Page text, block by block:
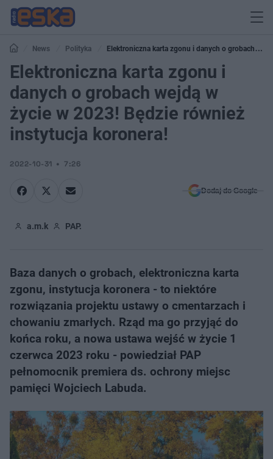
News Polityka
Elektroniczna karta zgonu i danych o grobach
wejdą w życie w 2023! Będzie również instytucja koronera!
Elektroniczna karta zgonu i
danych o grobach wejdą w
życie w 2023! Będzie również
instytucja koronera!
2022-10-31 7:26
Dodaj do Google
a.m.k PAP.
Baza danych o grobach, elektroniczna karta
zgonu, instytucja koronera - to niektóre
rozwiązania projektu ustawy o cmentarzach i
chowaniu zmarłych. Rząd ma go przyjąć do
końca roku, a nowa ustawa wejść w życie 1
czerwca 2023 roku - powiedział PAP
pełnomocnik premiera ds. ochrony miejsc
pamięci Wojciech Labuda.